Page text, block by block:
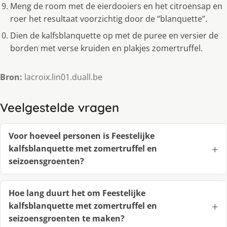
Meng de room met de eierdooiers en het citroensap en
roer het resultaat voorzichtig door de “blanquette”.
Dien de kalfsblanquette op met de puree en versier de
borden met verse kruiden en plakjes zomertruffel.
Bron: lacroix.lin01.duall.be
Veelgestelde vragen
Voor hoeveel personen is Feestelijke
kalfsblanquette met zomertruffel en
seizoensgroenten?
Hoe lang duurt het om Feestelijke
kalfsblanquette met zomertruffel en
seizoensgroenten te maken?